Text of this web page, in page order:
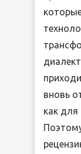
вновь
как для